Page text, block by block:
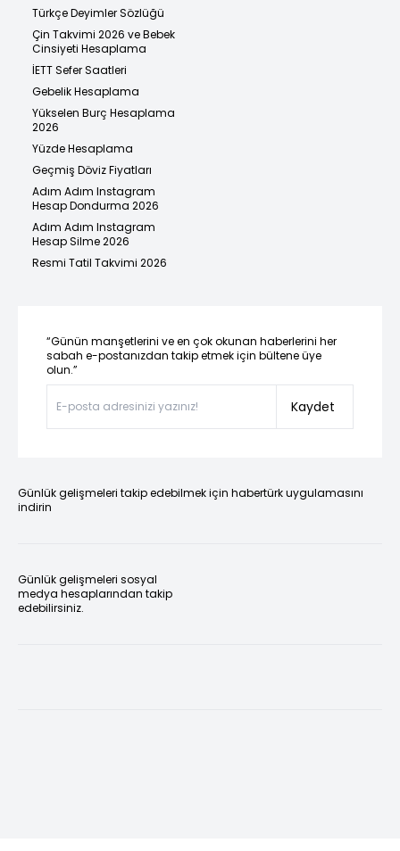
Türkçe Deyimler Sözlüğü
Çin Takvimi 2026 ve Bebek
Cinsiyeti Hesaplama
İETT Sefer Saatleri
Gebelik Hesaplama
Yükselen Burç Hesaplama
2026
Yüzde Hesaplama
Geçmiş Döviz Fiyatları
Adım Adım Instagram
Hesap Dondurma 2026
Adım Adım Instagram
Hesap Silme 2026
Resmi Tatil Takvimi 2026
“Günün manşetlerini ve en çok okunan haberlerini her
sabah e-postanızdan takip etmek için bültene üye
olun.”
Kaydet
Günlük gelişmeleri takip edebilmek için habertürk uygulamasını
indirin
Günlük gelişmeleri sosyal
medya hesaplarından takip
edebilirsiniz.